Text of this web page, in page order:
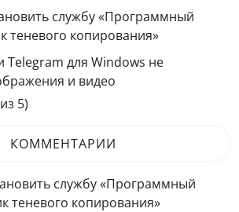
службу «Программный
теневого копирования»
Telegram для Windows не
и видео
5)
КОММЕНТАРИИ
службу «Программный
теневого копирования»